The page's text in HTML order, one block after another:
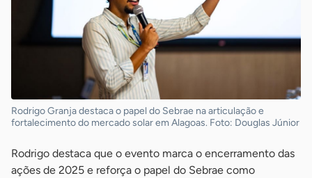
Rodrigo Granja destaca o papel do Sebrae na articulação e
fortalecimento do mercado solar em Alagoas. Foto: Douglas Júnior
Rodrigo destaca que o evento marca o encerramento das
ações de 2025 e reforça o papel do Sebrae como